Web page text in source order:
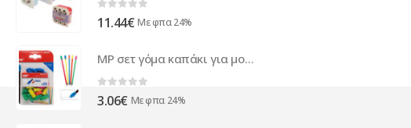
0 out of 5
11.44€ Με φπα 24%
MP σετ γόμα καπάκι για μολύβι PG136, διάφορα χρώματα, 25τμχ
0 out of 5
3.06€ Με φπα 24%